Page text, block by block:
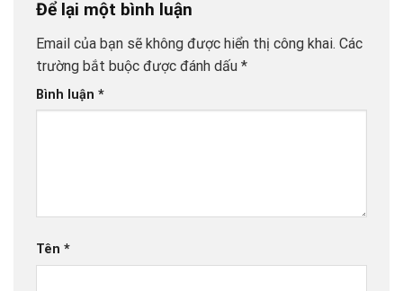
Để lại một bình luận
Email của bạn sẽ không được hiển thị công khai. Các
trường bắt buộc được đánh dấu *
Bình luận *
Tên *